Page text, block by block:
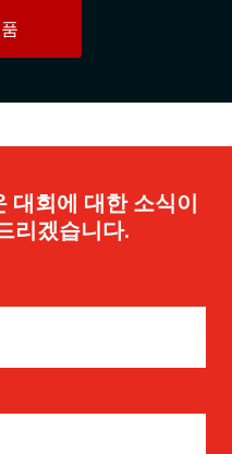
회에 대한 소식이
리겠습니다.